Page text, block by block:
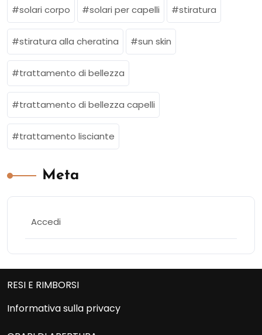
solari corpo solari per capelli stiratura
stiratura alla cheratina sun skin
trattamento di bellezza
trattamento di bellezza capelli
trattamento lisciante
Meta
Accedi
RESI E RIMBORSI
Informativa sulla privacy